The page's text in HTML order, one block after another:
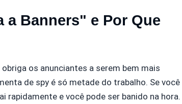
a Banners" e Por Que
os anunciantes a serem bem mais
de spy é só metade do trabalho. Se você
rapidamente e você pode ser banido na hora.